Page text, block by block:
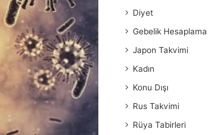
Diyet
Gebelik Hesaplama
Japon Takvimi
Kadın
Konu Dışı
Rus Takvimi
Rüya Tabirleri